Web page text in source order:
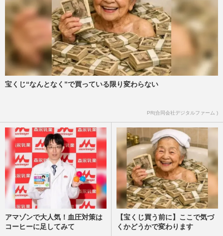
宝くじ“なんとなく”で買っている限り変わらない
PR(合同会社デジタルファーム )
アマゾンで大人気！血圧対策は
コーヒーに足してみて
【宝くじ買う前に】ここで気づ
くかどうかで変わります